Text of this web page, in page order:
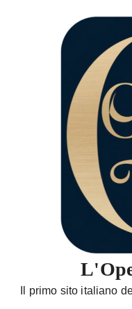
Il primo sito italiano